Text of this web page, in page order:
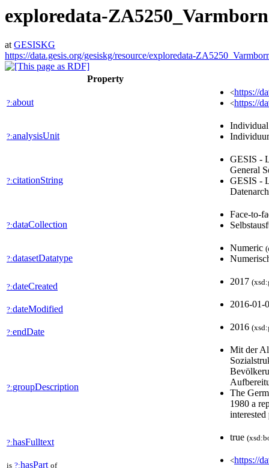
exploredata-ZA5250_Varmborn
atGESISKG
https://data.gesis.org/gesiskg/resource/exploredata-
Property
?:about
<https://
<https://
?:analysisUnit
Individual
?:citationString
GESIS -
General
GESIS -
?:dataCollection
Face-to-
?:datasetDatatype
Numeric
?:dateCreated 2017
?:dateModified 2016-01-
?:endDate 2016
?:groupDescription
Mit der
The
1980 a
interested
?:hasFulltext true
is ?:hasPart of
<https://